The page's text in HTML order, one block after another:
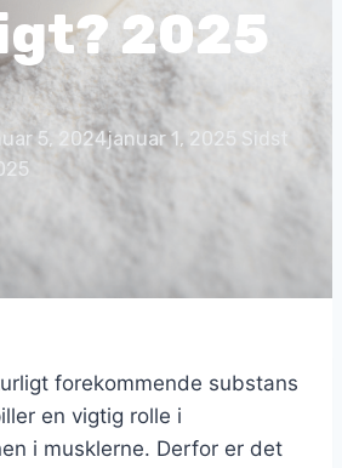
2025
5, 2024januar 1, 2025 Sidst
forekommende substans
en vigtig rolle i
i musklerne. Derfor er det